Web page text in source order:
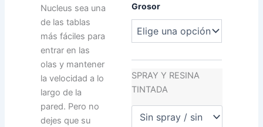
Grosor
SPRAY Y RESINA
TINTADA
Nucleus sea una
de las tablas
más fáciles para
entrar en las
olas y mantener
la velocidad a lo
largo de la
pared. Pero no
dejes que su